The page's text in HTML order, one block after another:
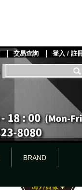
BRAND
交易查詢 登入 / 註